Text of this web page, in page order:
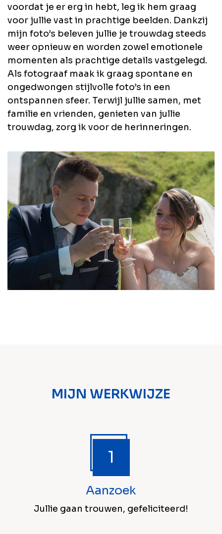
voordat je er erg in hebt, leg ik hem graag
voor jullie vast in prachtige beelden. Dankzij
mijn foto’s beleven jullie je trouwdag steeds
weer opnieuw en worden zowel emotionele
momenten als prachtige details vastgelegd.
Als fotograaf maak ik graag spontane en
ongedwongen stijlvolle foto’s in een
ontspannen sfeer. Terwijl jullie samen, met
familie en vrienden, genieten van jullie
trouwdag, zorg ik voor de herinneringen.
MIJN WERKWIJZE
Aanzoek
Jullie gaan trouwen, gefeliciteerd!